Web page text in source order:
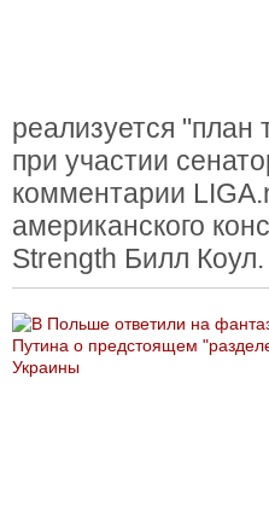
реализуется "план
при участии
комментарии
американского
Strength Билл Коул.